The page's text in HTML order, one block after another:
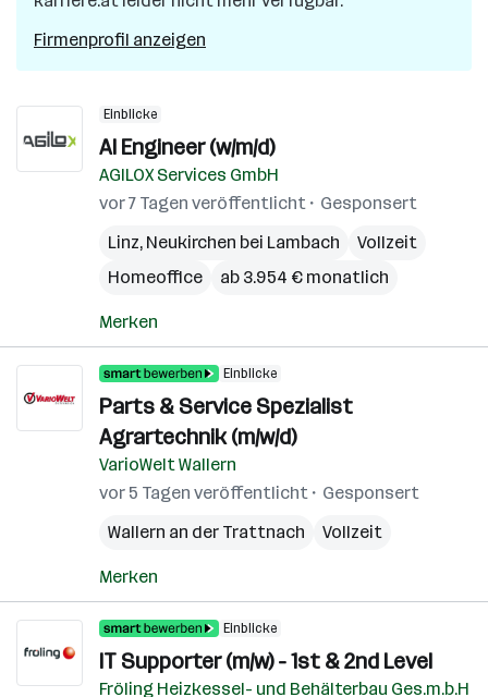
Firmenprofil anzeigen
Einblicke
AI Engineer (w/m/d)
AGILOX Services GmbH
vor 7 Tagen veröffentlicht
Gesponsert
Linz, Neukirchen bei Lambach
Vollzeit
Homeoffice
ab 3.954 € monatlich
Merken
Einblicke
Parts & Service Spezialist
Agrartechnik (m/w/d)
VarioWelt Wallern
vor 5 Tagen veröffentlicht
Gesponsert
Wallern an der Trattnach
Vollzeit
Merken
Einblicke
IT Supporter (m/w) - 1st & 2nd Level
Fröling Heizkessel- und Behälterbau Ges.m.b.H